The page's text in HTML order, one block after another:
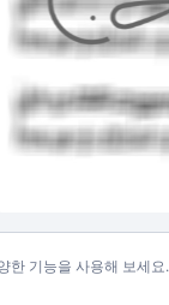
한 기능을 사용해 보세요.